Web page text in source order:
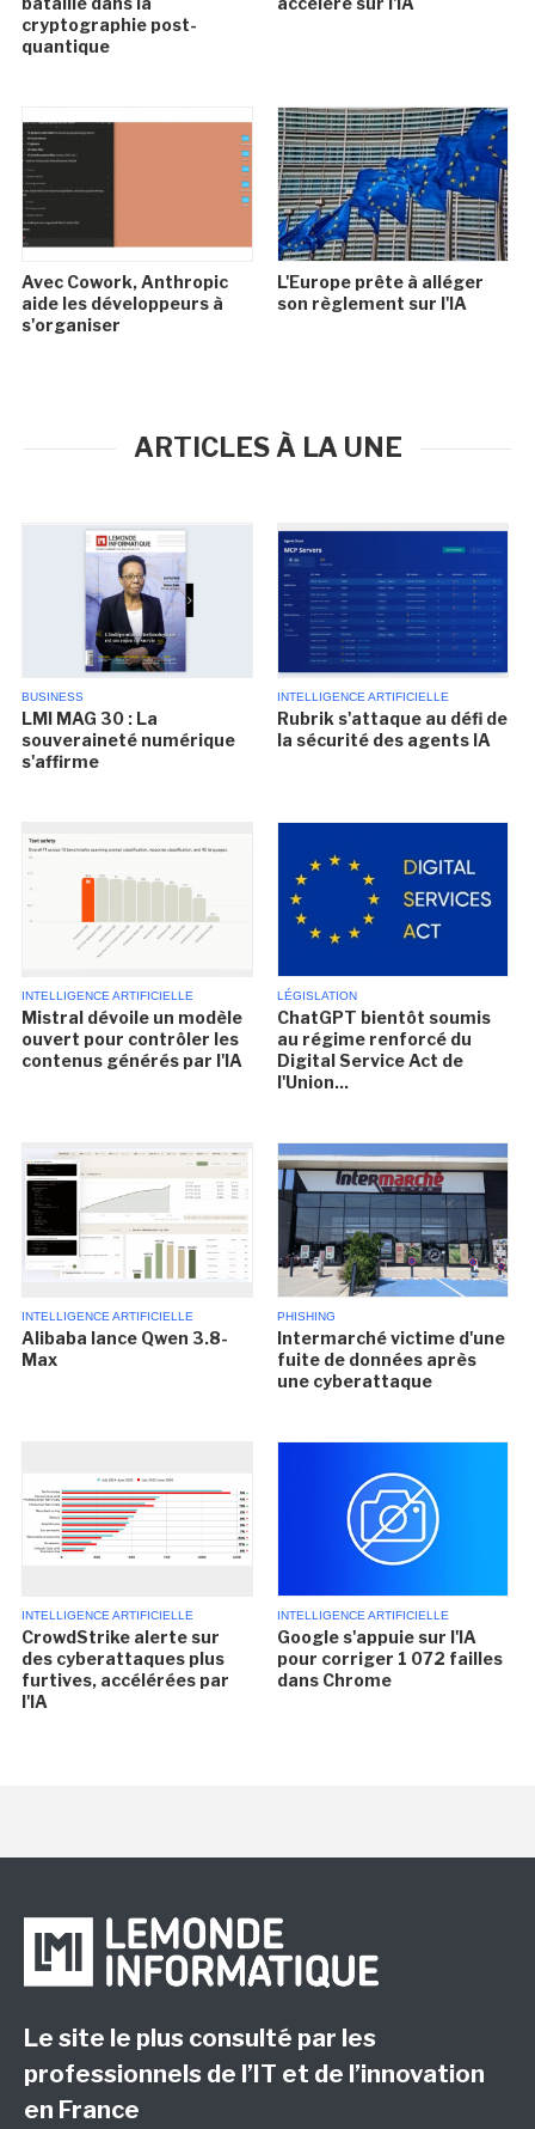
cryptographie post-
quantique
Avec Cowork, Anthropic
aide les développeurs à
s'organiser
L'Europe prête à alléger
son règlement sur l'IA
ARTICLES À LA UNE
BUSINESS
LMI MAG 30 : La
souveraineté numérique
s'affirme
INTELLIGENCE ARTIFICIELLE
Rubrik s'attaque au défi de
la sécurité des agents IA
INTELLIGENCE ARTIFICIELLE
Mistral dévoile un modèle
ouvert pour contrôler les
contenus générés par l'IA
LÉGISLATION
ChatGPT bientôt soumis
au régime renforcé du
Digital Service Act de
l'Union...
INTELLIGENCE ARTIFICIELLE
Alibaba lance Qwen 3.8-
Max
PHISHING
Intermarché victime d'une
fuite de données après
une cyberattaque
INTELLIGENCE ARTIFICIELLE
CrowdStrike alerte sur
des cyberattaques plus
furtives, accélérées par
l'IA
INTELLIGENCE ARTIFICIELLE
Google s'appuie sur l'IA
pour corriger 1 072 failles
dans Chrome
Le site le plus consulté par les
professionnels de l’IT et de l’innovation
en France